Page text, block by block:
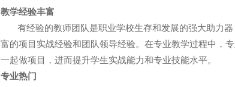
教学经验丰富
有经验的教师团队是职业学校生存和发展的强大助力器
富的项目实战经验和团队领导经验。在专业教学过程中，
一起做项目，进而提升学生实战能力和专业技能水平。
专业热门